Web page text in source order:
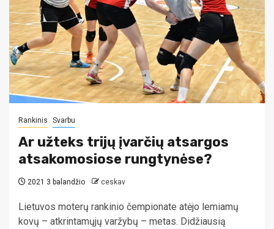
Rankinis Svarbu
Ar užteks trijų įvarčių atsargos
atsakomosiose rungtynėse?
2021 3 balandžio ceskav
Lietuvos moterų rankinio čempionate atėjo lemiamų
kovų – atkrintamųjų varžybų – metas. Didžiausią